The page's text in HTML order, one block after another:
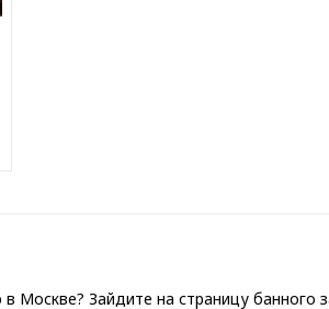
Зайдите на страницу банного